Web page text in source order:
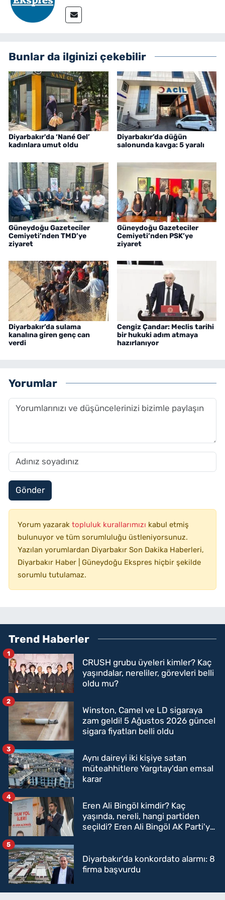
Bunlar da ilginizi çekebilir
Diyarbakır'da ‘Nané Gel’
kadınlara umut oldu
Diyarbakır’da düğün
salonunda kavga: 5 yaralı
Güneydoğu Gazeteciler
Cemiyeti’nden TMD’ye
ziyaret
Güneydoğu Gazeteciler
Cemiyeti’nden PSK’ye
ziyaret
Diyarbakır’da sulama
kanalına giren genç can
verdi
Cengiz Çandar: Meclis tarihi
bir hukuki adım atmaya
hazırlanıyor
Yorumlar
Gönder
Yorum yazarak topluluk kurallarımızı kabul etmiş
bulunuyor ve tüm sorumluluğu üstleniyorsunuz.
Yazılan yorumlardan Diyarbakır Son Dakika Haberleri,
Diyarbakır Haber | Güneydoğu Ekspres hiçbir şekilde
sorumlu tutulamaz.
Trend Haberler
CRUSH grubu üyeleri kimler? Kaç
yaşındalar, nereliler, görevleri belli
oldu mu?
1
Winston, Camel ve LD sigaraya
zam geldi! 5 Ağustos 2026 güncel
sigara fiyatları belli oldu
2
Aynı daireyi iki kişiye satan
müteahhitlere Yargıtay'dan emsal
karar
3
Eren Ali Bingöl kimdir? Kaç
yaşında, nereli, hangi partiden
seçildi? Eren Ali Bingöl AK Parti'ye
4
Diyarbakır'da konkordato alarmı: 8
firma başvurdu
5